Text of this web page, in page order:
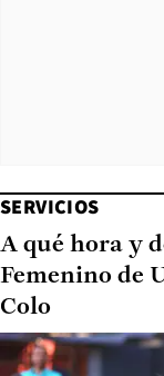
SERVICIOS
A qué hora y
Femenino de
Colo